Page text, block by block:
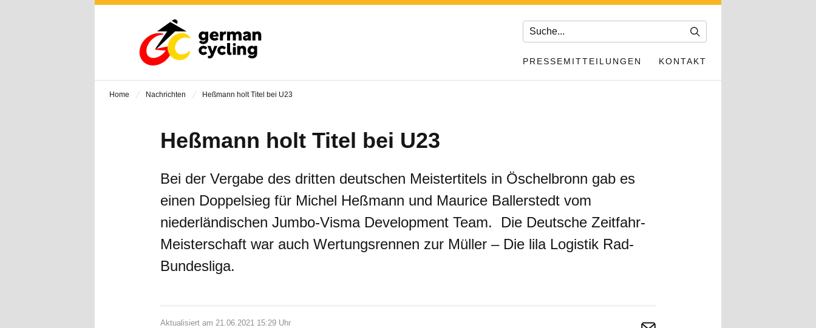
PRESSEMITTEILUNGEN KONTAKT
Home Nachrichten Heßmann holt Titel bei U23
Heßmann holt Titel bei U23
Bei der Vergabe des dritten deutschen Meistertitels in Öschelbronn gab es
einen Doppelsieg für Michel Heßmann und Maurice Ballerstedt vom
niederländischen Jumbo-Visma Development Team. Die Deutsche Zeitfahr-
Meisterschaft war auch Wertungsrennen zur Müller – Die lila Logistik Rad-
Bundesliga.
Aktualisiert am 21.06.2021 15:29 Uhr